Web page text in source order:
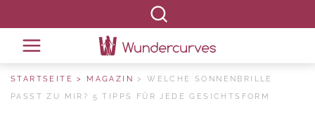
STARTSEITE MAGAZIN
WELCHE SONNENBRILLE
PASST ZU MIR? 5 TIPPS FÜR JEDE GESICHTSFORM